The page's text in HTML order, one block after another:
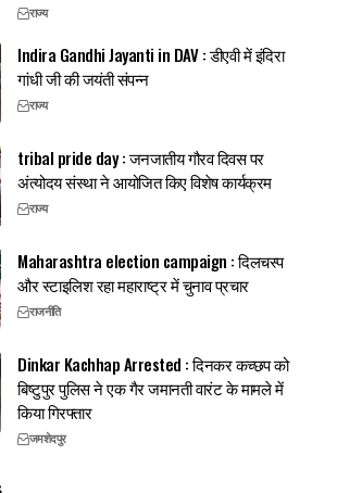
राज्य
Indira Gandhi Jayanti in DAV : डीएवी में इंदिरा
गांधी जी की जयंती संपन्न
राज्य
tribal pride day : जनजातीय गौरव दिवस पर
अंत्योदय संस्था ने आयोजित किए विशेष कार्यक्रम
राज्य
Maharashtra election campaign : दिलचस्प
और स्टाइलिश रहा महाराष्ट्र में चुनाव प्रचार
राजनीति
Dinkar Kachhap Arrested : दिनकर कच्छप को
बिष्टुपुर पुलिस ने एक गैर जमानती वारंट के मामले में
किया गिरफ्तार
जमशेदपुर